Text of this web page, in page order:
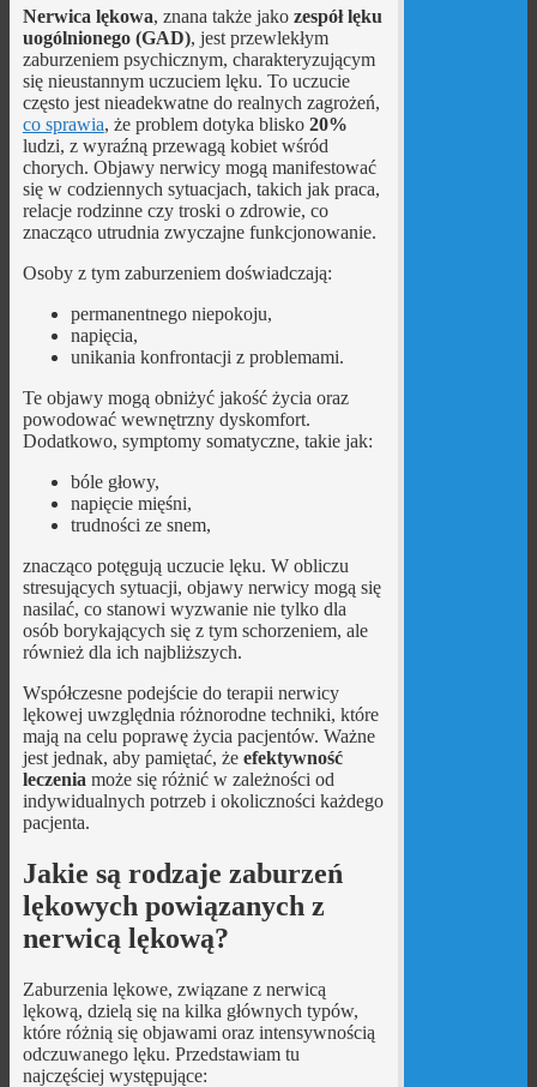
Nerwica lękowa, znana także jako zespół lęku
uogólnionego (GAD), jest przewlekłym
zaburzeniem psychicznym, charakteryzującym
się nieustannym uczuciem lęku. To uczucie
często jest nieadekwatne do realnych zagrożeń,
co sprawia, że problem dotyka blisko 20%
ludzi, z wyraźną przewagą kobiet wśród
chorych. Objawy nerwicy mogą manifestować
się w codziennych sytuacjach, takich jak praca,
relacje rodzinne czy troski o zdrowie, co
znacząco utrudnia zwyczajne funkcjonowanie.
Osoby z tym zaburzeniem doświadczają:
permanentnego niepokoju,
napięcia,
unikania konfrontacji z problemami.
Te objawy mogą obniżyć jakość życia oraz
powodować wewnętrzny dyskomfort.
Dodatkowo, symptomy somatyczne, takie jak:
bóle głowy,
napięcie mięśni,
trudności ze snem,
znacząco potęgują uczucie lęku. W obliczu
stresujących sytuacji, objawy nerwicy mogą się
nasilać, co stanowi wyzwanie nie tylko dla
osób borykających się z tym schorzeniem, ale
również dla ich najbliższych.
Współczesne podejście do terapii nerwicy
lękowej uwzględnia różnorodne techniki, które
mają na celu poprawę życia pacjentów. Ważne
jest jednak, aby pamiętać, że efektywność
leczenia może się różnić w zależności od
indywidualnych potrzeb i okoliczności każdego
pacjenta.
Jakie są rodzaje zaburzeń
lękowych powiązanych z
nerwicą lękową?
Zaburzenia lękowe, związane z nerwicą
lękową, dzielą się na kilka głównych typów,
które różnią się objawami oraz intensywnością
odczuwanego lęku. Przedstawiam tu
najczęściej występujące: